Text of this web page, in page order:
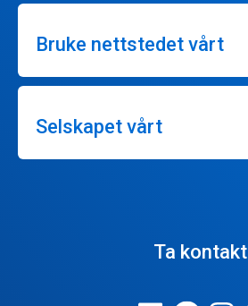
Bruke nettstedet vårt
Selskapet vårt
Ta kontakt